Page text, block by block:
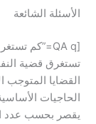
الأسئلة الشائعة
القضايا المتوجب
الحاجيات
يقصر بحسب عدد